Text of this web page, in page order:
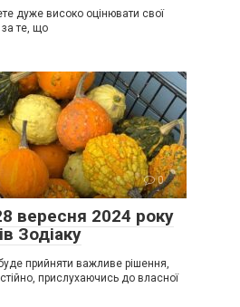
дуже високо оцінювати свої
за те, що
0
вересня 2024 року
Зодіаку
прийняти важливе рішення,
прислухаючись до власної